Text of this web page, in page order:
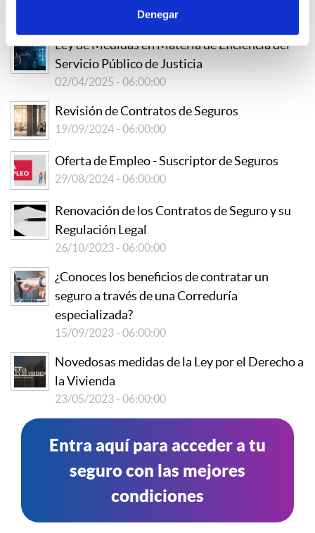
Denegar
09/05/2025 - 06:00:00
Ley de Medidas en Materia de Eficiencia del
Servicio Público de Justicia
02/04/2025 - 06:00:00
Revisión de Contratos de Seguros
19/09/2024 - 06:00:00
Oferta de Empleo - Suscriptor de Seguros
29/08/2024 - 06:00:00
Renovación de los Contratos de Seguro y su
Regulación Legal
26/10/2023 - 06:00:00
¿Conoces los beneficios de contratar un
seguro a través de una Correduría
especializada?
15/09/2023 - 06:00:00
Novedosas medidas de la Ley por el Derecho a
la Vivienda
23/05/2023 - 06:00:00
Entra aquí para acceder a tu
seguro con las mejores
condiciones